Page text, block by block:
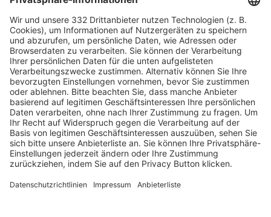
HÄUFIG BESUCHTE SEITEN
Pässe und Vereinswechsel
Trainerausbildung
Schulungsangebot Vereinsmitarbeiter
BFV-Geschäftsstellen
Trainerbörse
Login SpielPlus
FOLGE DEM BFV